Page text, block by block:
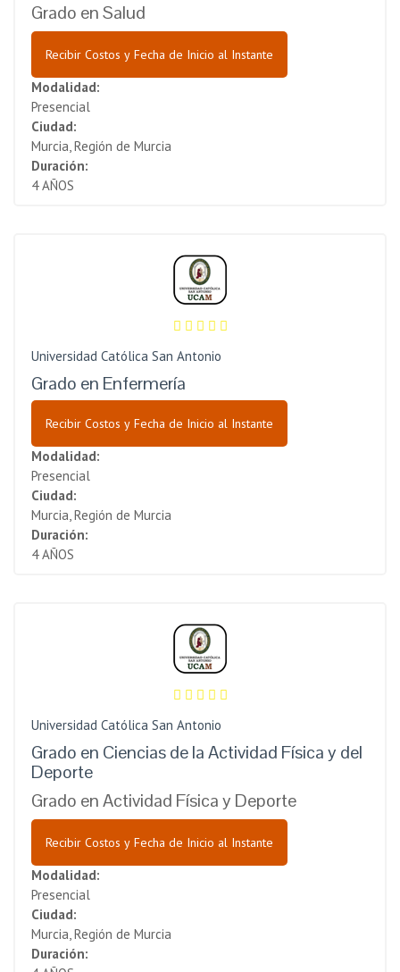
Grado en Salud
Recibir Costos y Fecha de Inicio al Instante
Modalidad:
Presencial
Ciudad:
Murcia, Región de Murcia
Duración:
4 AÑOS
Universidad Católica San Antonio
Grado en Enfermería
Recibir Costos y Fecha de Inicio al Instante
Modalidad:
Presencial
Ciudad:
Murcia, Región de Murcia
Duración:
4 AÑOS
Universidad Católica San Antonio
Grado en Ciencias de la Actividad Física y del
Deporte
Grado en Actividad Física y Deporte
Recibir Costos y Fecha de Inicio al Instante
Modalidad:
Presencial
Ciudad:
Murcia, Región de Murcia
Duración: